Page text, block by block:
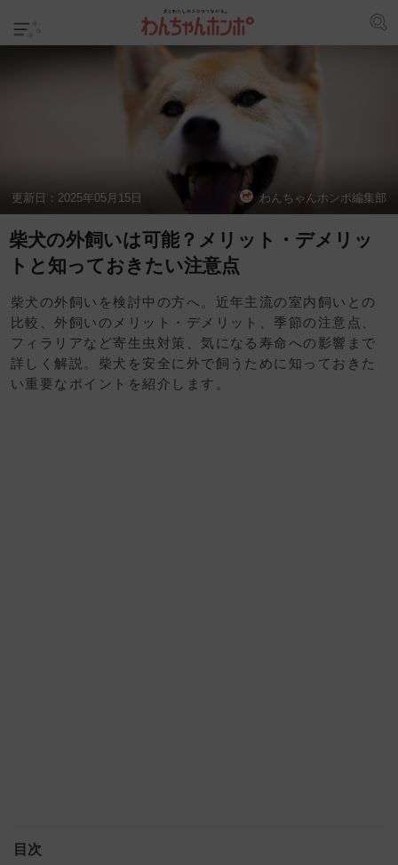
更新日： 2025年05月15日 わんちゃんホンポ編集部
柴犬の外飼いは可能？メリット・デメリッ
トと知っておきたい注意点
柴犬の外飼いを検討中の方へ。近年主流の室内飼いとの
比較、外飼いのメリット・デメリット、季節の注意点、
フィラリアなど寄生虫対策、気になる寿命への影響まで
詳しく解説。柴犬を安全に外で飼うために知っておきた
い重要なポイントを紹介します。
目次